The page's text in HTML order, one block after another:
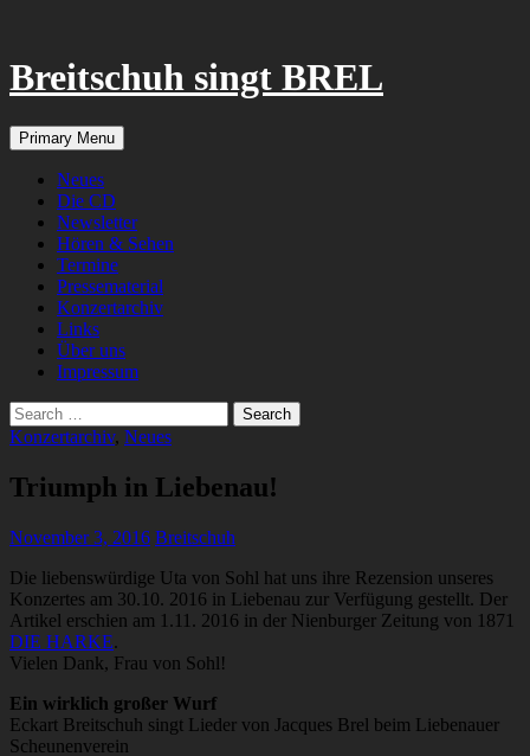
Breitschuh singt BREL
Search
Primary Menu
to
Neues
Die CD
Newsletter
Hören & Sehen
Termine
Pressematerial
Konzertarchiv
Links
Über uns
Impressum
Search
for:
Konzertarchiv, Neues
Triumph in Liebenau!
November 3, 2016 Breitschuh
Die liebenswürdige Uta von Sohl hat uns ihre Rezension unseres
Konzertes am 30.10. 2016 in Liebenau zur Verfügung gestellt. Der
Artikel erschien am 1.11. 2016 in der Nienburger Zeitung von 1871
DIE HARKE.
Vielen Dank, Frau von Sohl!
Ein wirklich großer Wurf
Eckart Breitschuh singt Lieder von Jacques Brel beim Liebenauer
Scheunenverein